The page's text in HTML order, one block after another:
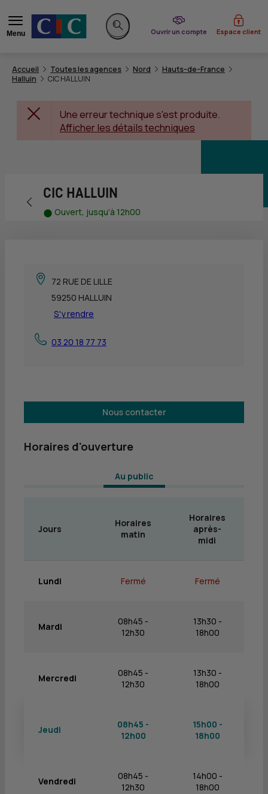
Menu
Rechercher sur le site
Ouvrir un compte
du CIC Espace client
Accueil Toutes les agences Nord
Hauts-de-France
Halluin
CIC HALLUIN
Une erreur technique s'est produite.
Afficher les détails techniques
Retour vers la page précédente
CIC HALLUIN
Ouvert, jusqu'à 12h00
72 RUE DE LILLE
59250 HALLUIN
S'y rendre
03 20 18 77 73
Nous contacter
Horaires d'ouverture
Au public
Jours
Horaires
matin
Horaires
après-
midi
Lundi Fermé Fermé
Mardi
08h45 -
12h30
13h30 -
18h00
Mercredi
08h45 -
12h30
13h30 -
18h00
Jeudi
08h45 -
12h00
15h00 -
18h00
Vendredi
08h45 -
12h30
14h00 -
18h00